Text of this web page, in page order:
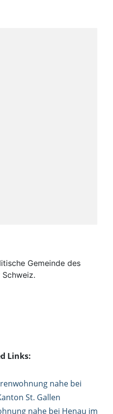
Gemeinde des
Links:
nahe bei
St. Gallen
nahe bei Henau im